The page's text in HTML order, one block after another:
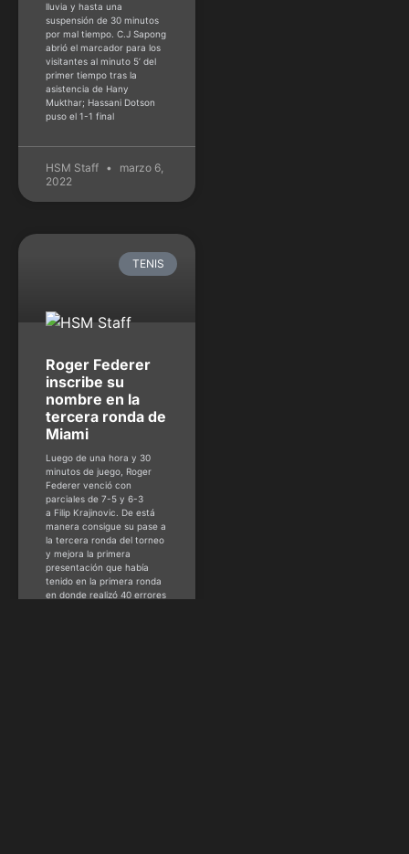
lluvia y hasta una
suspensión de 30 minutos
por mal tiempo. C.J Sapong
abrió el marcador para los
visitantes al minuto 5’ del
primer tiempo tras la
asistencia de Hany
Mukthar; Hassani Dotson
puso el 1-1 final
HSM Staff
marzo 6,
2022
TENIS
Roger Federer
inscribe su
nombre en la
tercera ronda de
Miami
Luego de una hora y 30
minutos de juego, Roger
Federer venció con
parciales de 7-5 y 6-3
a Filip Krajinovic. De está
manera consigue su pase a
la tercera ronda del torneo
y mejora la primera
presentación que había
tenido en la primera ronda
en donde realizó 40 errores